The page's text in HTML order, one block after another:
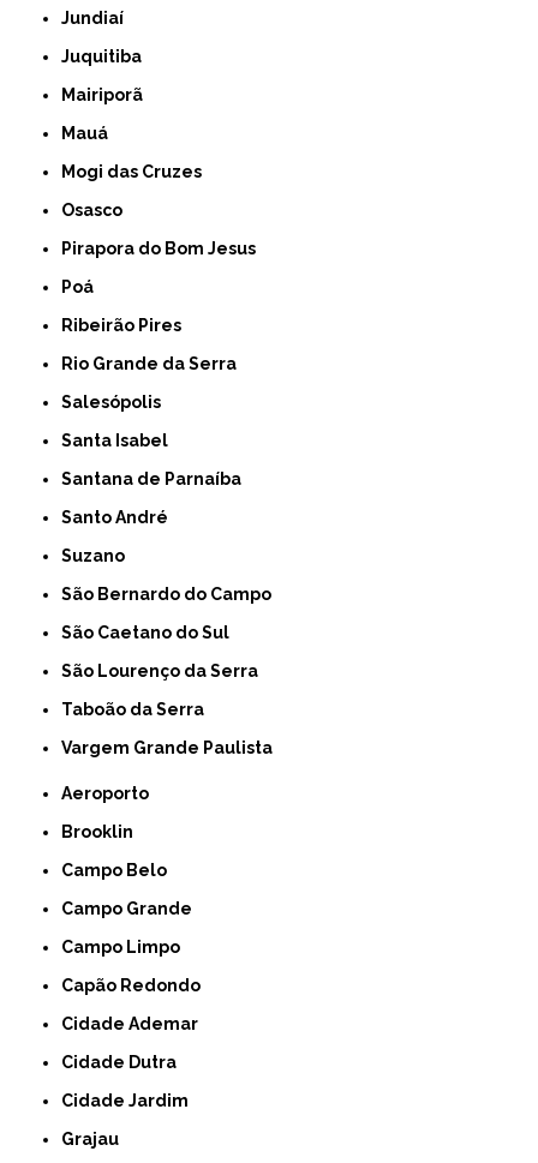
Jundiaí
Juquitiba
Mairiporã
Mauá
Mogi das Cruzes
Osasco
Pirapora do Bom Jesus
Poá
Ribeirão Pires
Rio Grande da Serra
Salesópolis
Santa Isabel
Santana de Parnaíba
Santo André
Suzano
São Bernardo do Campo
São Caetano do Sul
São Lourenço da Serra
Taboão da Serra
Vargem Grande Paulista
Aeroporto
Brooklin
Campo Belo
Campo Grande
Campo Limpo
Capão Redondo
Cidade Ademar
Cidade Dutra
Cidade Jardim
Grajau